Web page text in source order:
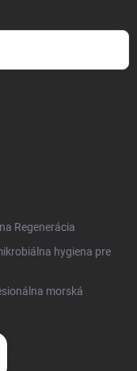
Regenerácia
hygiena pre
morská